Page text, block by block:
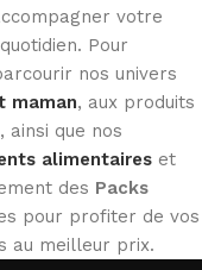
votre
Pour
nos univers
maman, aux produits
, ainsi que nos
alimentaires et
des Packs
pour profiter de vos
au meilleur prix.